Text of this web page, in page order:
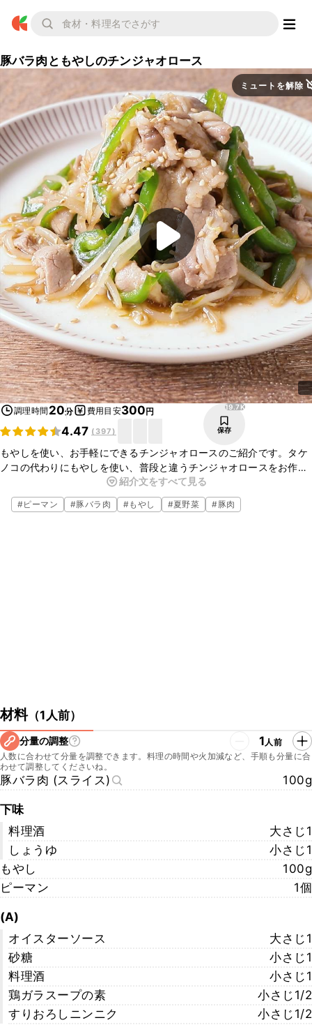
豚バラ肉ともやしのチンジャオロース
ミュートを解除
調理時間 20分 費用目安300円
4.47 ( 397)
19.7K
保存
もやしを使い、お手軽にできるチンジャオロースのご紹介です。タケ
ノコの代わりにもやしを使い、普段と違うチンジャオロースをお作り
いただけます。下味を付けた旨みたっぷりの豚バラ肉と、ピーマンと
もやしのシャキシャキ食感がおいしい一品です。ごはんのおかずには
もちろん、お酒のおつまみにもぴったりですよ。とても簡単に作れま
紹介文をすべて見る
#ピーマン #豚バラ肉 #もやし #夏野菜 #豚肉
材料（1人前）
分量の調整 1人前
人数に合わせて分量を調整できます。料理の時間や火加減など、手順も分量に合
わせて調整してくださいね。
豚バラ肉 (スライス) 100g
下味
料理酒
大さじ1
しょうゆ
小さじ1
もやし
100g
ピーマン
1個
(A)
オイスターソース
大さじ1
砂糖
小さじ1
料理酒
小さじ1
鶏ガラスープの素
小さじ1/2
すりおろしニンニク
小さじ1/2